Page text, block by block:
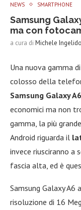
NEWS SMARTPHONE
Samsung
ma con
a cura di Michele Ingelido
Una nuova gamma
colosso della
Samsung Galaxy
economici ma non
gamma, la più
Android riguarda il
invece riusciranno
fascia alta, ed è
Samsung Galaxy
risoluzione di 16